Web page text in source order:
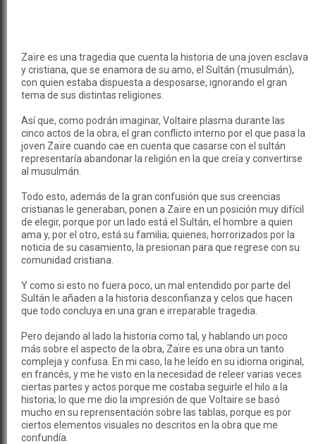
Zaïre es una tragedia que cuenta la historia de una joven esclava
y cristiana, que se enamora de su amo, el Sultán (musulmán),
con quien estaba dispuesta a desposarse, ignorando el gran
tema de sus distintas religiones.
Así que, como podrán imaginar, Voltaire plasma durante las
cinco actos de la obra, el gran conflicto interno por el que pasa la
joven Zaïre cuando cae en cuenta que casarse con el sultán
representaría abandonar la religión en la que creía y convertirse
al musulmán.
Todo esto, además de la gran confusión que sus creencias
cristianas le generaban, ponen a Zaïre en un posición muy difícil
de elegir, porque por un lado está el Sultán, el hombre a quien
ama y, por el otro, está su familia; quienes, horrorizados por la
noticia de su casamiento, la presionan para que regrese con su
comunidad cristiana.
Y como si esto no fuera poco, un mal entendido por parte del
Sultán le añaden a la historia desconfianza y celos que hacen
que todo concluya en una gran e irreparable tragedia.
Pero dejando al lado la historia como tal, y hablando un poco
más sobre el aspecto de la obra, Zaïre es una obra un tanto
compleja y confusa. En mi caso, la he leído en su idioma original,
en francés, y me he visto en la necesidad de releer varias veces
ciertas partes y actos porque me costaba seguirle el hilo a la
historia; lo que me dio la impresión de que Voltaire se basó
mucho en su reprensentación sobre las tablas, porque es por
ciertos elementos visuales no descritos en la obra que me
confundía.